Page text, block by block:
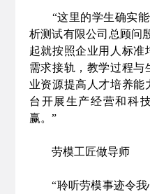
“这里的学生确实能
析测试有限公司总顾问
起就按照企业用人标准
需求接轨，教学过程与
业资源提高人才培养能
台开展生产经营和科
赢。”
劳模工匠做导师
“聆听劳模事迹令我